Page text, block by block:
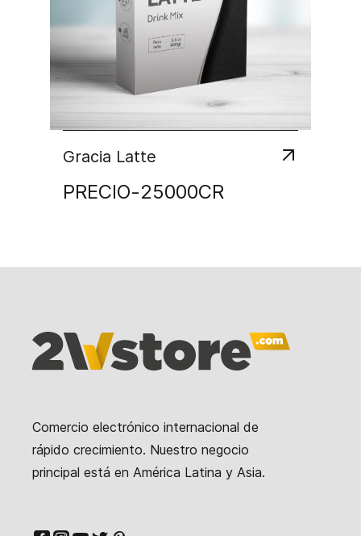
Gracia Latte
PRECIO-25000CR
Comercio electrónico internacional de
rápido crecimiento. Nuestro negocio
principal está en América Latina y Asia.